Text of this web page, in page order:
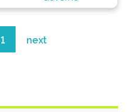
1 next